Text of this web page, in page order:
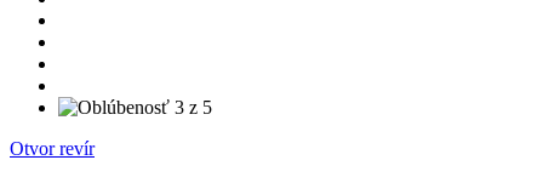
Otvor revír